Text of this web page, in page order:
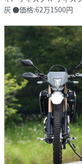
灰 ●価格:62万1500円